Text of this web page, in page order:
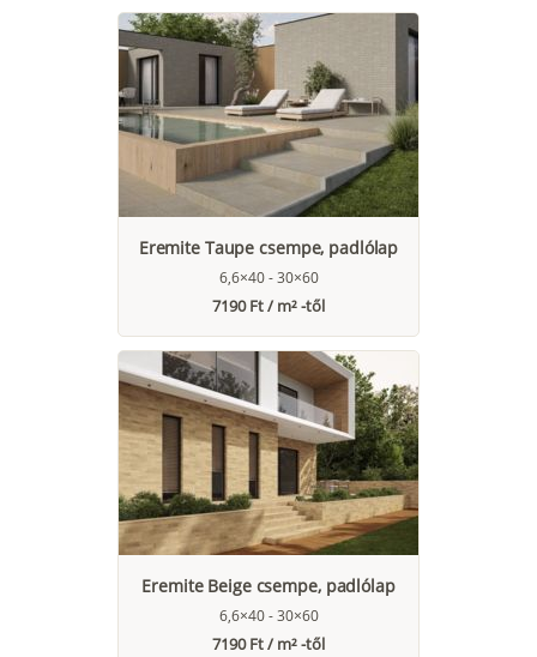
Eremite Taupe csempe, padlólap
6,6×40 - 30×60
7190 Ft / m² -től
Eremite Beige csempe, padlólap
6,6×40 - 30×60
7190 Ft / m² -től